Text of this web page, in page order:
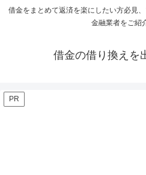
借金をまとめて返済を楽にしたい方必見
金融業者をご紹
借金の借り換えを
PR